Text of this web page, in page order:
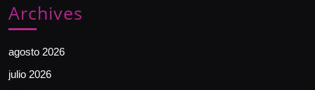
Archives
agosto 2026
julio 2026